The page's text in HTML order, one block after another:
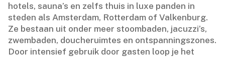
hotels, sauna’s en zelfs thuis in luxe panden in
steden als Amsterdam, Rotterdam of Valkenburg.​
Ze bestaan uit onder meer stoombaden, jacuzzi’s,
zwembaden, doucheruimtes en ontspanningszones.​
Door intensief gebruik door gasten loop je het